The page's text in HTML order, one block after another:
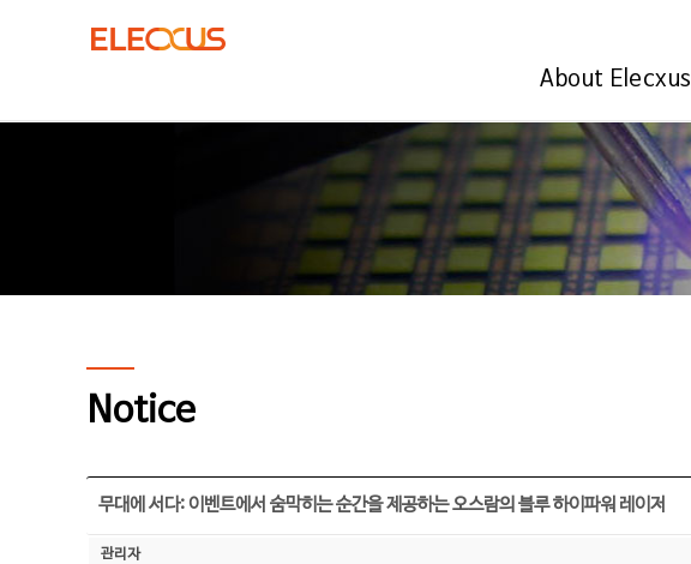
About Elecxus
Notice
무대에 서다: 이벤트에서 숨막히는 순간을 제공하는 오스람의 블루 하이파워 레이저
관리자